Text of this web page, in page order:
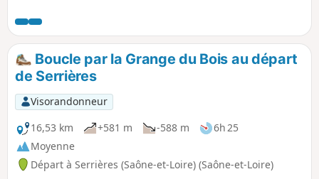
des Crêtes, balisé en Bleu de la Mère Boitier au hameau Les
Guérins.
Boucle par la Grange du Bois au départ
de Serrières
Visorandonneur
16,53 km
+581 m -588 m
6h 25
Moyenne
Départ à Serrières (Saône-et-Loire) (Saône-et-Loire)